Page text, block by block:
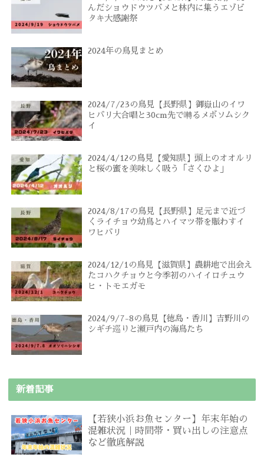
んだショウドウツバメと林内に集うエゾビ
タキ大感謝祭
2024年の鳥見まとめ
2024/7/23の鳥見【長野県】御嶽山のイワ
ヒバリ大合唱と30cm先で囀るメボソムシク
イ
2024/4/12の鳥見【愛知県】頭上のオオルリ
と桜の蜜を美味しく吸う「さくひよ」
2024/8/17の鳥見【長野県】足元まで近づ
くライチョウ幼鳥とハイマツ帯を賑わすイ
ワヒバリ
2024/12/1の鳥見【滋賀県】農耕地で出会え
たコハクチョウと今季初のハイイロチュウ
ヒ・トモエガモ
2024/9/7-8の鳥見【徳島・香川】吉野川の
シギチ巡りと瀬戸内の海鳥たち
新着記事
【若狭小浜お魚センター】年末年始の
混雑状況｜時間帯・買い出しの注意点
など徹底解説